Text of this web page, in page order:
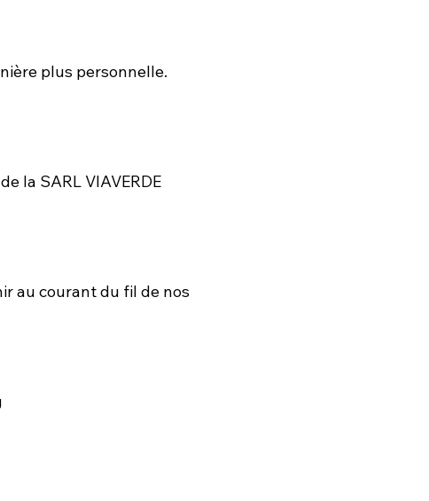
plus personnelle.
la SARL VIAVERDE
au courant du fil de nos